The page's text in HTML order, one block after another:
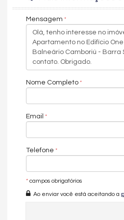
apartamento no One Tower é uma
quem busca exclusividade, vista
beira-mar.
3 a 4 vagas de garagem
4 pavimentos de área de lazer
4 suítes (sendo 1 master) e 2 de frente
barra sul
frente mar
Aquecimento de Água
Churrasqueira
Piso Porcelanato
Infra para Ar Split
Vista Livre
Vista Mar
Vista Panorâmica
Área de Serviço
Mensagem
Nome Completo
Email
Telefone
* campos obrigatórios
Ao enviar você está aceitando a